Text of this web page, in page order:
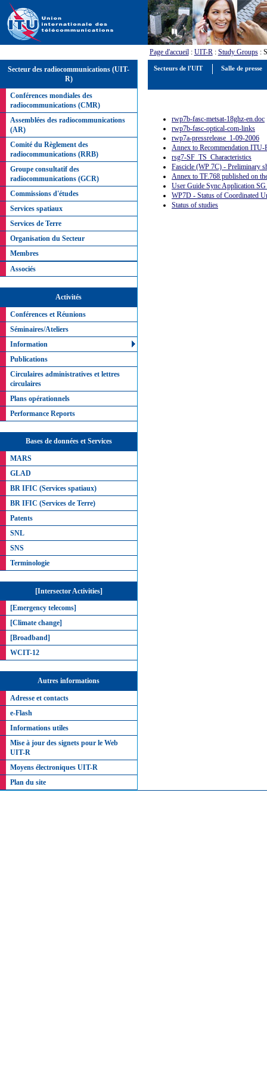
Page d'accueil: UIT-R: Study Groups:
Secteur des radiocommunications (UIT-
R)
Conférences mondiales des
radiocommunications (CMR)
Assemblées des radiocommunications
(AR)
Comité du Règlement des
radiocommunications (RRB)
Groupe consultatif des
radiocommunications (GCR)
Commissions d'études
Services spatiaux
Services de Terre
Organisation du Secteur
Membres
Associés
Activités
Conférences et Réunions
Séminaires/Ateliers
Information
Publications
Circulaires administratives et lettres
circulaires
Plans opérationnels
Performance Reports
Bases de données et Services
MARS
GLAD
BR IFIC (Services spatiaux)
BR IFIC (Services de Terre)
Patents
SNL
SNS
Terminologie
[Intersector Activities]
[Emergency telecoms]
[Climate change]
[Broadband]
WCIT-12
Autres informations
Adresse et contacts
e-Flash
Informations utiles
Mise à jour des signets pour le Web
UIT-R
Moyens électroniques UIT-R
Plan du site
rwp7b-fasc-metsat-18ghz-en.doc
rwp7b-fasc-optical-com-links
rwp7a-pressrelease_1-09-2006
Annex to Recommendation ITU-
rsg7-SF_TS_Characteristics
Fascicle (WP 7C) - Preliminary
Annex to TF.768 published on
User Guide Sync Application SG
WP7D - Status of Coordinated
Status of studies
Secteurs de l'UIT Salle de presse